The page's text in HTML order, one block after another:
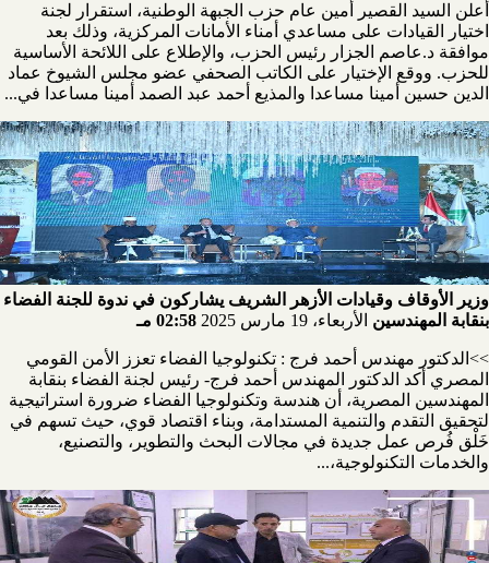
أعلن السيد القصير أمين عام حزب الجبهة الوطنية، استقرار لجنة
اختيار القيادات على مساعدي أمناء الأمانات المركزية، وذلك بعد
موافقة د.عاصم الجزار رئيس الحزب، والإطلاع على اللائحة الأساسية
للحزب. ووقع الإختيار على الكاتب الصحفي عضو مجلس الشيوخ عماد
الدين حسين أمينا مساعدا والمذيع أحمد عبد الصمد أمينا مساعدا في...
وزير الأوقاف وقيادات الأزهر الشريف يشاركون في ندوة للجنة الفضاء
بنقابة المهندسين الأربعاء، 19 مارس 2025 02:58 مـ
>>الدكتور مهندس أحمد فرج : تكنولوجيا الفضاء تعزز الأمن القومي
المصري أكد الدكتور المهندس أحمد فرج- رئيس لجنة الفضاء بنقابة
المهندسين المصرية، أن هندسة وتكنولوجيا الفضاء ضرورة استراتيجية
لتحقيق التقدم والتنمية المستدامة، وبناء اقتصاد قوي، حيث تسهم في
خَلْق فُرص عمل جديدة في مجالات البحث والتطوير، والتصنيع،
والخدمات التكنولوجية،...